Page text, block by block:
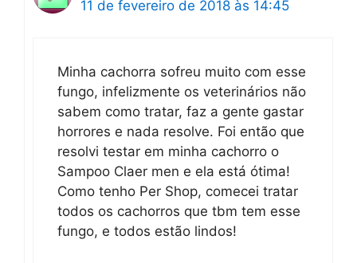
11 de fevereiro de 2018 às 14:45
Minha cachorra sofreu muito com esse
fungo, infelizmente os veterinários não
sabem como tratar, faz a gente gastar
horrores e nada resolve. Foi então que
resolvi testar em minha cachorro o
Sampoo Claer men e ela está ótima!
Como tenho Per Shop, comecei tratar
todos os cachorros que tbm tem esse
fungo, e todos estão lindos!